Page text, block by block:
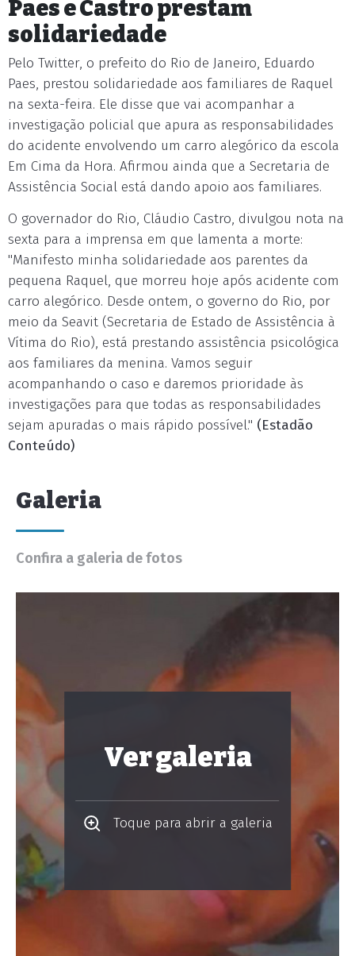
Paes e Castro prestam
solidariedade
Pelo Twitter, o prefeito do Rio de Janeiro, Eduardo
Paes, prestou solidariedade aos familiares de Raquel
na sexta-feira. Ele disse que vai acompanhar a
investigação policial que apura as responsabilidades
do acidente envolvendo um carro alegórico da escola
Em Cima da Hora. Afirmou ainda que a Secretaria de
Assistência Social está dando apoio aos familiares.
O governador do Rio, Cláudio Castro, divulgou nota na
sexta para a imprensa em que lamenta a morte:
"Manifesto minha solidariedade aos parentes da
pequena Raquel, que morreu hoje após acidente com
carro alegórico. Desde ontem, o governo do Rio, por
meio da Seavit (Secretaria de Estado de Assistência à
Vítima do Rio), está prestando assistência psicológica
aos familiares da menina. Vamos seguir
acompanhando o caso e daremos prioridade às
investigações para que todas as responsabilidades
sejam apuradas o mais rápido possível." (Estadão
Conteúdo)
Galeria
Confira a galeria de fotos
Ver galeria
Toque para abrir a galeria